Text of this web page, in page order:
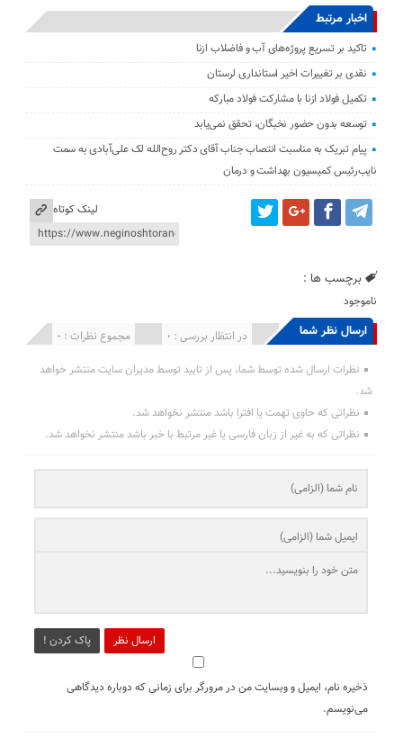
اخبار مرتبط
تاکید بر تسریع پروژه‌های آب و فاضلاب ازنا
نقدی بر تغییرات اخیر استانداری لرستان
تکمیل فولاد ازنا با مشارکت فولاد مبارکه
توسعه بدون حضور نخبگان، تحقق نمی‌یابد
پیام تبریک به مناسبت انتصاب جناب آقای دکتر روح‌الله لک علی‌آبادی به سمت
نایب‌رئیس کمیسیون بهداشت و درمان
لینک کوتاه
برچسب ها :
ناموجود
ارسال نظر شما مجموع نظرات : 0 در انتظار بررسی : 0 انتشار یافته : 0
نظرات ارسال شده توسط شما، پس از تایید توسط مدیران سایت منتشر خواهد
شد.
نظراتی که حاوی تهمت یا افترا باشد منتشر نخواهد شد.
نظراتی که به غیر از زبان فارسی یا غیر مرتبط با خبر باشد منتشر نخواهد شد.
ارسال نظر پاک کردن !
ذخیره نام، ایمیل و وبسایت من در مرورگر برای زمانی که دوباره دیدگاهی
می‌نویسم.